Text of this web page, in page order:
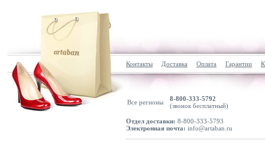
Контакты Доставка Оплата Гарантии
Все регионы
8-800-333-5792
(звонок бесплатный)
Отдел доставки: 8-800-333-5793
Электронная почта: info@artaban.ru